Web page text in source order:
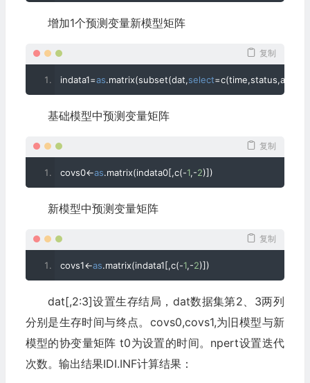
增加1个预测变量新模型矩阵
复制
indata1=as.matrix(subset(dat,select=c(time,status,age
基础模型中预测变量矩阵
复制
covs0<-as.matrix(indata0[,c(-1,-2)])
新模型中预测变量矩阵
复制
covs1<-as.matrix(indata1[,c(-1,-2)])
dat[,2:3]设置生存结局，dat数据集第2、3两列
分别是生存时间与终点。covs0,covs1,为旧模型与新
模型的协变量矩阵 t0为设置的时间。npert设置迭代
次数。输出结果IDI.INF计算结果：